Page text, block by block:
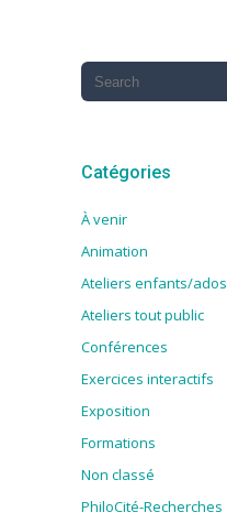
Catégories
À venir
Animation
Ateliers enfants/ados
Ateliers tout public
Conférences
Exercices interactifs
Exposition
Formations
Non classé
PhiloCité-Recherches